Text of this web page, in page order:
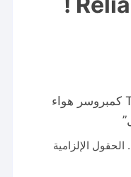
كن أول من يقيم “TCS1110242 كمبروسر هواء
الحقول الإلزامية